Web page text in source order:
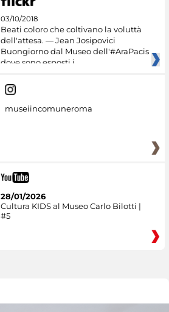
03/10/2018
Beati coloro che coltivano la voluttà
dell'attesa. — Jean Josipovici
Buongiorno dal Museo dell'#AraPacis
dove sono esposti i
museiincomuneroma
28/01/2026
Cultura KIDS al Museo Carlo Bilotti |
#5